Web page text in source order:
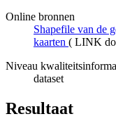
Online bronnen
Shapefile van de
kaarten ( LINK
Niveau
dataset
Resultaat